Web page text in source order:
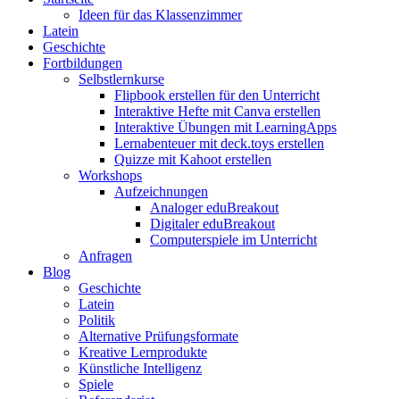
Ideen für das Klassenzimmer
Latein
Geschichte
Fortbildungen
Selbstlernkurse
Flipbook erstellen für den Unterricht
Interaktive Hefte mit Canva erstellen
Interaktive Übungen mit LearningApps
Lernabenteuer mit deck.toys erstellen
Quizze mit Kahoot erstellen
Workshops
Aufzeichnungen
Analoger eduBreakout
Digitaler eduBreakout
Computerspiele im Unterricht
Anfragen
Blog
Geschichte
Latein
Politik
Alternative Prüfungsformate
Kreative Lernprodukte
Künstliche Intelligenz
Spiele